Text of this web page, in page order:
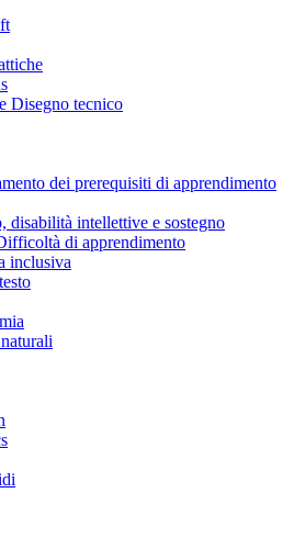
Disegno tecnico
dei prerequisiti di apprendimento
disabilità intellettive e sostegno
di apprendimento
inclusiva